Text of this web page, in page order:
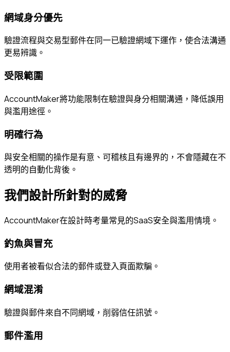
網域身分優先
驗證流程與交易型郵件在同一已驗證網域下運作，使合法溝通
更易辨識。
受限範圍
AccountMaker將功能限制在驗證與身分相關溝通，降低誤用
與濫用途徑。
明確行為
與安全相關的操作是有意、可稽核且有邊界的，不會隱藏在不
透明的自動化背後。
我們設計所針對的威脅
AccountMaker在設計時考量常見的SaaS安全與濫用情境。
釣魚與冒充
使用者被看似合法的郵件或登入頁面欺騙。
網域混淆
驗證與郵件來自不同網域，削弱信任訊號。
郵件濫用